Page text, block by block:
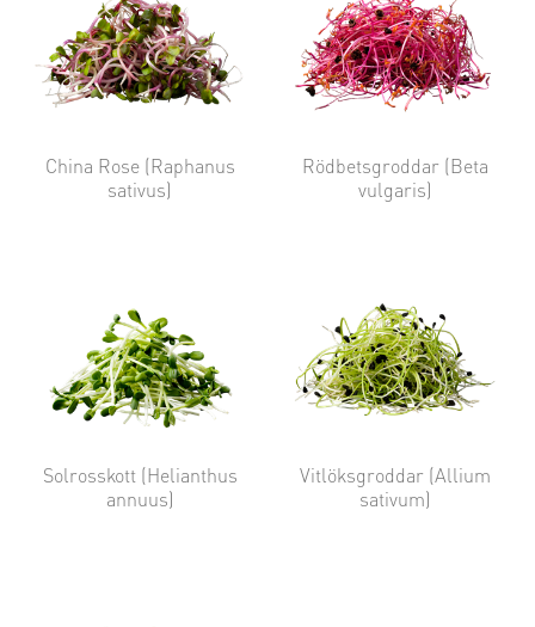
China Rose (Raphanus
sativus)
Rödbetsgroddar (Beta
vulgaris)
Solrosskott (Helianthus
annuus)
Vitlöksgroddar (Allium
sativum)